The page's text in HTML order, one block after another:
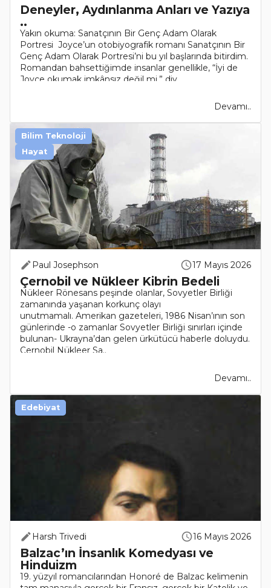
Deneyler, Aydınlanma Anları ve Yazıya
..
Yakın okuma: Sanatçının Bir Genç Adam Olarak
Portresi Joyce’un otobiyografik romanı Sanatçının Bir
Genç Adam Olarak Portresi’ni bu yıl başlarında bitirdim.
Romandan bahsettiğimde insanlar genellikle, “İyi de
Joyce okumak imkânsız değil mi,” diy..
Devamı..
Paul Josephson 17 Mayıs 2026
Çernobil ve Nükleer Kibrin Bedeli
Nükleer Rönesans peşinde olanlar, Sovyetler Birliği
zamanında yaşanan korkunç olayı
unutmamalı. Amerikan gazeteleri, 1986 Nisan’ının son
günlerinde -o zamanlar Sovyetler Birliği sınırları içinde
bulunan- Ukrayna’dan gelen ürkütücü haberle doluydu.
Çernobil Nükleer Sa..
Devamı..
Bilim Teknoloji
Hayat
Harsh Trivedi 16 Mayıs 2026
Balzac’ın İnsanlık Komedyası ve
Hinduizm
19. yüzyıl romancılarından Honoré de Balzac kelimenin
Edebiyat